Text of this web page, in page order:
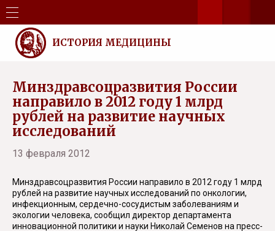
ИСТОРИЯ МЕДИЦИНЫ
Минздравсоцразвития России
направило в 2012 году 1 млрд
рублей на развитие научных
исследований
13 февраля 2012
Минздравсоцразвития России направило в 2012 году 1 млрд
рублей на развитие научных исследований по онкологии,
инфекционным, сердечно-сосудистым заболеваниям и
экологии человека, сообщил директор департамента
инновационной политики и науки Николай Семенов на пресс-